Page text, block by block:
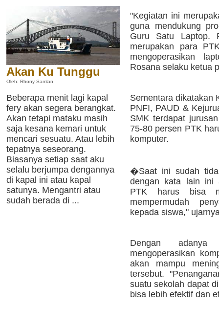
Akan Ku Tunggu
Oleh: Rhony Samlan
Beberapa menit lagi kapal
fery akan segera berangkat.
Akan tetapi mataku masih
saja kesana kemari untuk
mencari sesuatu. Atau lebih
tepatnya seseorang.
Biasanya setiap saat aku
selalu berjumpa dengannya
di kapal ini atau kapal
satunya. Mengantri atau
sudah berada di ...
"Kegiatan ini
guna mendukung
Guru Satu Laptop.
merupakan para
mengoperasikan
Rosana selaku ketua
Sementara dikatakan
PNFI, PAUD &
SMK terdapat
75-80 persen PTK
komputer.
�Saat ini sudah
dengan kata lain ini
PTK harus bisa
mempermudah
kepada siswa,"
Dengan
mengoperasikan
akan mampu
tersebut.
suatu sekolah dapat
bisa lebih efektif dan